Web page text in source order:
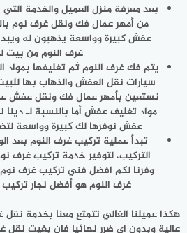
بعد معرفة منزل العميل والخدمة
من أمهر عمال فك ونقل غرف نوم
عفش كبيرة وواسعة يذهبون له
غرف النوم من بيت
يتم فك غرف النوم ثم تغليفها بمواد
سيارات نقل العفش والذهاب بها
نستعين بأمهر عمال فك ونقل عفش
مواد تغليف عفش أما بالنسبة لـ
عفش نوفرها لك كبيرة وواسعة
تبدأ عملية تركيب غرف النوم بعد
التركيب، لتوفير خدمة تركيب غرف
وفرنا لكم افضل فني تركيب غرف
غرف النوم هو أفضل نجار
هكذا عميلنا الغالي تتمتع معنا بخدمة
عالية وبدون اي ضرر نهائيا فان بغيت